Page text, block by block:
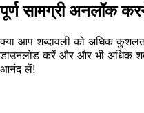
पूर्ण सामग्री अनलॉक
क्या आप शब्दावली को अधिक
डाउनलोड करें और और भी अधिक
आनंद लें!